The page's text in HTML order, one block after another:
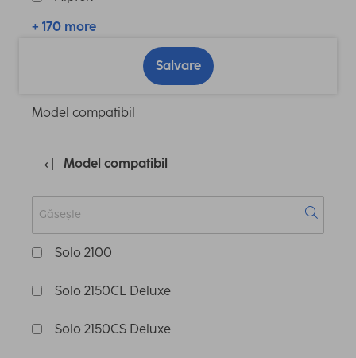
+ 170 more
Salvare
Model compatibil
Model compatibil
Solo 2100
Solo 2150CL Deluxe
Solo 2150CS Deluxe